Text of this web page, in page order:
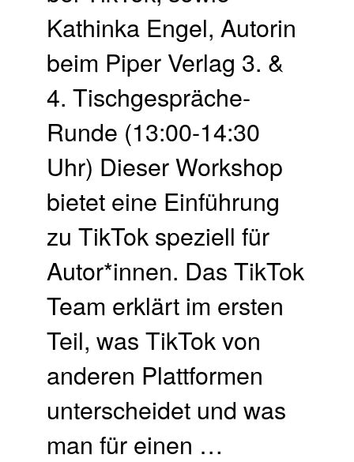
Kathinka Engel, Autorin
beim Piper Verlag 3. &
4. Tischgespräche-
Runde (13:00-14:30
Uhr) Dieser Workshop
bietet eine Einführung
zu TikTok speziell für
Autor*innen. Das TikTok
Team erklärt im ersten
Teil, was TikTok von
anderen Plattformen
unterscheidet und was
man für einen …